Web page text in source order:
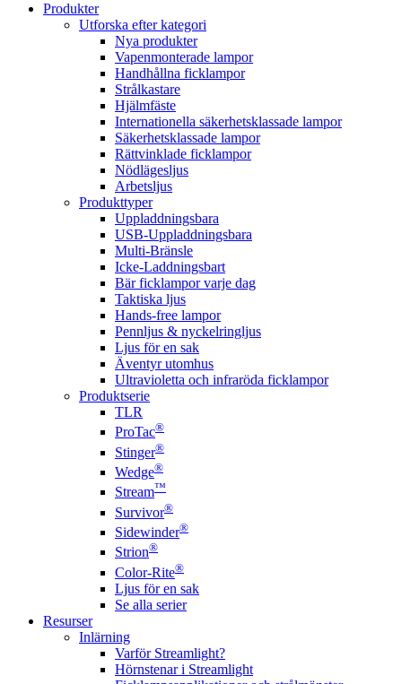
Produkter
Utforska efter kategori
Nya produkter
Vapenmonterade lampor
Handhållna ficklampor
Strålkastare
Hjälmfäste
Internationella säkerhetsklassade lampor
Säkerhetsklassade lampor
Rättvinklade ficklampor
Nödlägesljus
Arbetsljus
Produkttyper
Uppladdningsbara
USB-Uppladdningsbara
Multi-Bränsle
Icke-Laddningsbart
Bär ficklampor varje dag
Taktiska ljus
Hands-free lampor
Pennljus & nyckelringljus
Ljus för en sak
Äventyr utomhus
Ultravioletta och infraröda ficklampor
Produktserie
TLR
ProTac®
Stinger®
Wedge®
Stream™
Survivor®
Sidewinder®
Strion®
Color-Rite®
Ljus för en sak
Se alla serier
Resurser
Inlärning
Varför Streamlight?
Hörnstenar i Streamlight